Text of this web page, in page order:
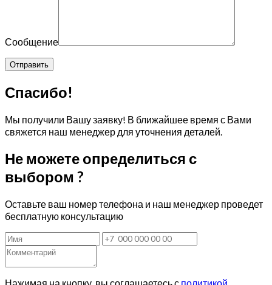
Сообщение
Спасибо!
Мы получили Вашу заявку! В ближайшее время с Вами
свяжется наш менеджер для уточнения деталей.
Не можете определиться с
выбором ?
Оставьте ваш номер телефона и наш менеджер проведет
бесплатную консультацию